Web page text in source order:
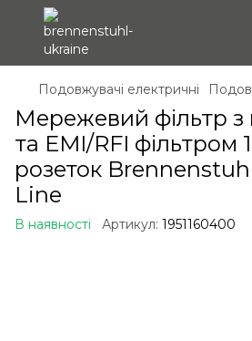
Подовжувачі електричні
Мережевий фільтр
та EMI/RFI фільтром
розеток
Line
В наявності Артикул: 1951160400